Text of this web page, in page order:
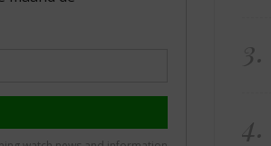
3.
4.